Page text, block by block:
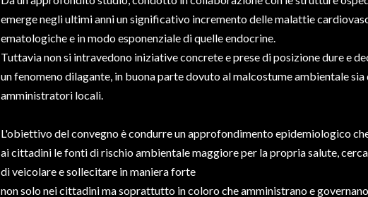
emerge negli ultimi anni un significativo incremento delle malattie
ematologiche e in modo esponenziale di quelle endocrine.
Tuttavia non si intravedono iniziative concrete e prese di posizione dure e
un fenomeno dilagante, in buona parte dovuto al malcostume ambientale
amministratori locali.
L'obiettivo del convegno è condurre un approfondimento epidemiologico
ai cittadini le fonti di rischio ambientale maggiore per la propria salute,
di veicolare e sollecitare in maniera forte
non solo nei cittadini ma soprattutto in coloro che amministrano e